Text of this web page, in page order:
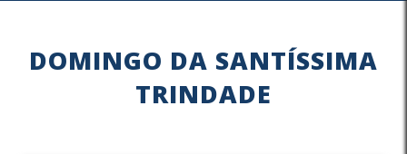
DOMINGO DA SANTÍSSIMA
TRINDADE